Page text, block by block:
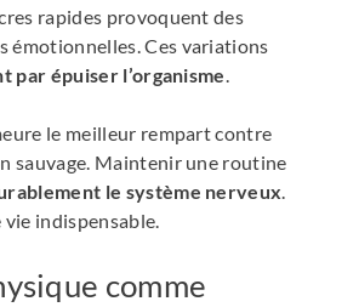
rapides provoquent des
émotionnelles. Ces variations
par épuiser l’organisme
le meilleur rempart contre
sauvage. Maintenir une routine
le système nerveux
vie indispensable.
comme